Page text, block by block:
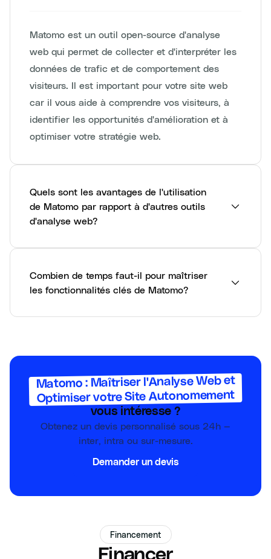
Matomo est un outil open-source d'analyse
web qui permet de collecter et d'interpréter les
données de trafic et de comportement des
visiteurs. Il est important pour votre site web
car il vous aide à comprendre vos visiteurs, à
identifier les opportunités d'amélioration et à
optimiser votre stratégie web.
Quels sont les avantages de l'utilisation
de Matomo par rapport à d'autres outils
d'analyse web?
Combien de temps faut-il pour maîtriser
les fonctionnalités clés de Matomo?
Matomo : Maîtriser l'Analyse Web et
Optimiser votre Site Autonomement
vous intéresse ?
Obtenez un devis personnalisé sous 24h —
inter, intra ou sur-mesure.
Demander un devis
Financement
Financer